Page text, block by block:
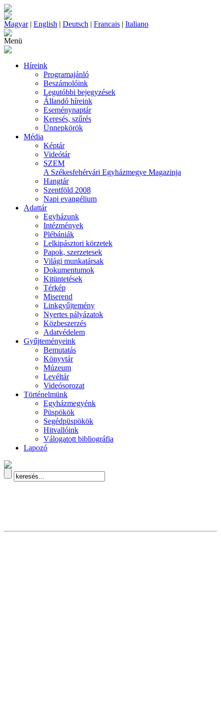
Magyar| English | Deutsch | Francais | Italiano
Menü
Híreink
Programajánló
Beszámolóink
Legutóbbi bejegyzések
Állandó híreink
Eseménynaptár
Keresés, szűrés
Ünnepkörök
Média
Képtár
Videótár
SZEM
A Székesfehérvári Egyházmegye Magazinja
Hangtár
Szentföld 2008
Napi evangélium
Adattár
Egyházunk
Intézmények
Plébániák
Lelkipásztori körzetek
Papok, szerzetesek
Világi munkatársak
Dokumentumok
Kitüntetések
Térkép
Miserend
Linkgyűjtemény
Nyertes pályázatok
Közbeszerzés
Adatvédelem
Gyűjteményeink
Bemutatás
Könyvtár
Múzeum
Levéltár
Videósorozat
Történelmünk
Egyházmegyénk
Püspökök
Segédpüspökök
Hitvallóink
Válogatott bibliográfia
Lapozó